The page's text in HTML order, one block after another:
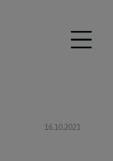
16.10.2021